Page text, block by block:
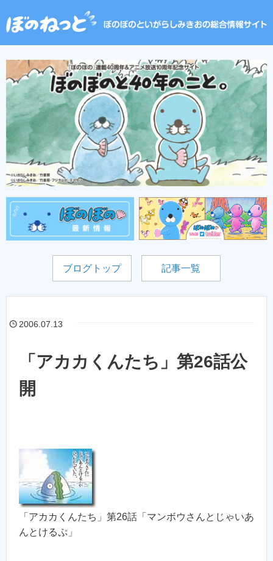
ブログトップ 記事一覧
2006.07.13
「アカカくんたち」第26話公
開
「アカカくんたち」第26話「マンボウさんとじゃいあ
んとけるぷ」